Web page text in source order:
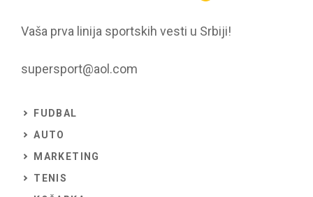
Vaša prva linija sportskih vesti u Srbiji!
supersport@aol.com
FUDBAL
AUTO
MARKETING
TENIS